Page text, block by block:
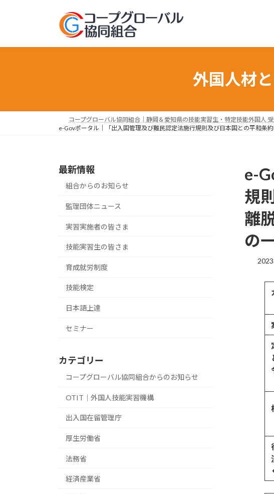
プ
動
外国人材
コープグローバル協同組合｜静岡＆愛知県の技能実習生・特定技能外国人
e-Govポータル｜「出入国管理及び難民認定法施行規則及び日本国との平和条
e-
規
離
の
最新情報
組合からのお知らせ
監理団体ニュース
実習実施者の皆さま
技能実習生の皆さま
育成就労制度
技能検定
日本語上達
セミナー
カテゴリー
コープグローバル協同組合からのお知らせ
OTIT｜外国人技能実習機構
出入国在留管理庁
厚生労働省
法務省
経済産業省